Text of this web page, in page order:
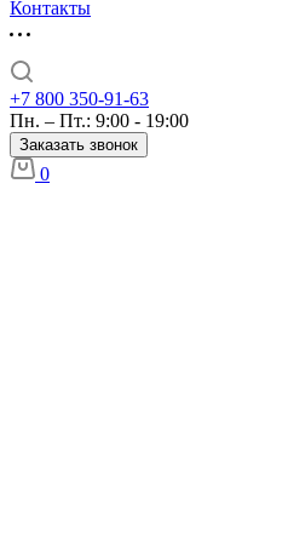
Контакты
+7 800 350-91-63
Пн. – Пт.: 9:00 - 19:00
Заказать звонок
0